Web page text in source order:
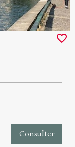
Consulter